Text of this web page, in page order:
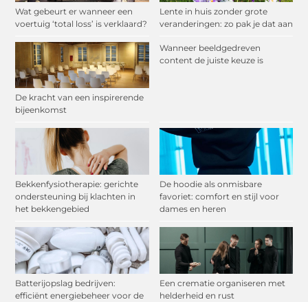
Wat gebeurt er wanneer een
voertuig ‘total loss’ is verklaard?
Lente in huis zonder grote
veranderingen: zo pak je dat aan
De kracht van een inspirerende
bijeenkomst
Wanneer beeldgedreven
content de juiste keuze is
Bekkenfysiotherapie: gerichte
ondersteuning bij klachten in
het bekkengebied
De hoodie als onmisbare
favoriet: comfort en stijl voor
dames en heren
Batterijopslag bedrijven:
efficiënt energiebeheer voor de
Een crematie organiseren met
helderheid en rust